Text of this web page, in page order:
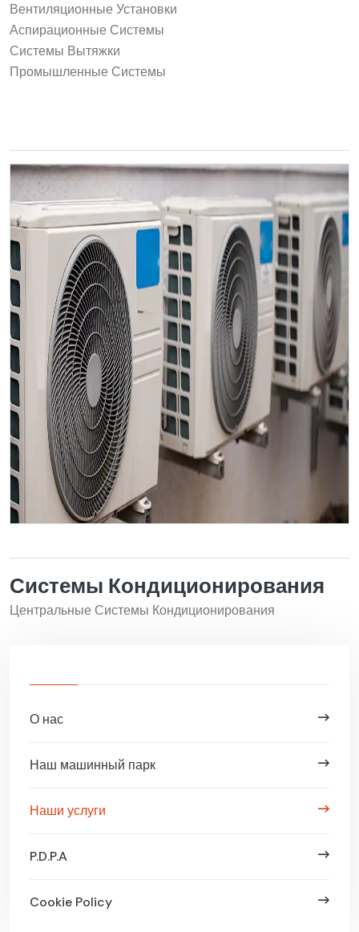
Вентиляционные Установки
Аспирационные Системы
Системы Вытяжки
Промышленные Системы
Системы Кондиционирования
Центральные Системы Кондиционирования
О нас
Наш машинный парк
Наши услуги
P.D.P.A
Cookie Policy